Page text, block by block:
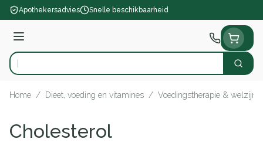
Ga naar de inhoud
Apothekersadvies Snelle beschikbaarheid
Menu
Product, merk, categorie... Zoek
Home / Dieet, voeding en vitamines / Voedingstherapie & welzijn
Cholesterol